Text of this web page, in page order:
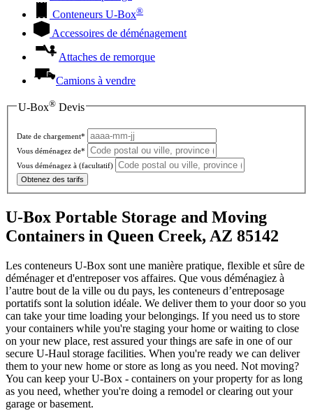
Conteneurs U-Box®
Accessoires de déménagement
Attaches de remorque
Camions à vendre
U-Box® Devis
Date de chargement*
Vous déménagez de*
Vous déménagez à (facultatif)
Obtenez des tarifs
U-Box Portable Storage and Moving
Containers in Queen Creek, AZ 85142
Les conteneurs U-Box sont une manière pratique, flexible et sûre de
déménager et d'entreposer vos affaires. Que vous déménagiez à
l’autre bout de la ville ou du pays, les conteneurs d’entreposage
portatifs sont la solution idéale. We deliver them to your door so you
can take your time loading your belongings. If you need us to store
your containers while you're staging your home or waiting to close
on your new place, rest assured your things are safe in one of our
secure U-Haul storage facilities. When you're ready we can deliver
them to your new home or store as long as you need. Not moving?
You can keep yourU-Box - containers on your property for as long
as you need, whether you're doing a remodel or clearing out your
garage or basement.